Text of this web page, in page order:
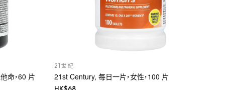
命，60 片
21世紀
21st Century, 每日一片，女性，100 片